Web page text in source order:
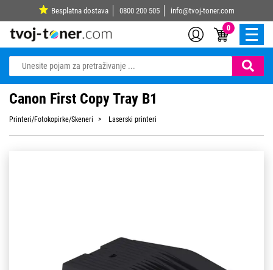
Besplatna dostava 0800 200 505 info@tvoj-toner.com
0
Canon First Copy Tray B1
Printeri/Fotokopirke/Skeneri Laserski printeri